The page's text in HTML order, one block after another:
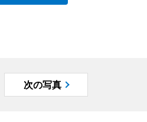
次の写真